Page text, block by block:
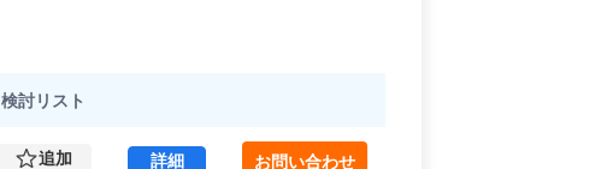
検討リスト
追加 詳細サン・ロータスビル 4 (227.31㎡) ｜中野区 の賃貸オ
お問い合わせ